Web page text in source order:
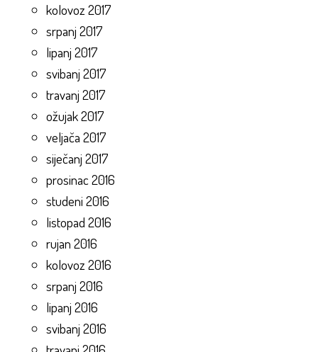
kolovoz 2017
srpanj 2017
lipanj 2017
svibanj 2017
travanj 2017
ožujak 2017
veljača 2017
siječanj 2017
prosinac 2016
studeni 2016
listopad 2016
rujan 2016
kolovoz 2016
srpanj 2016
lipanj 2016
svibanj 2016